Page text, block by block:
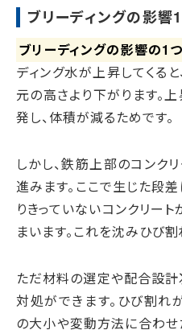
ブリーディングの影響
ブリーディングの影響の1
ディング水が上昇してくる
元の高さより下がります。
発し、体積が減るためです。
しかし、鉄筋上部のコンク
進みます。ここで生じた段
りきっていないコンクリー
まいます。これを沈みひび割
ただ材料の選定や配合設計
対処ができます。ひび割れ
の大小や変動方法に合わせ